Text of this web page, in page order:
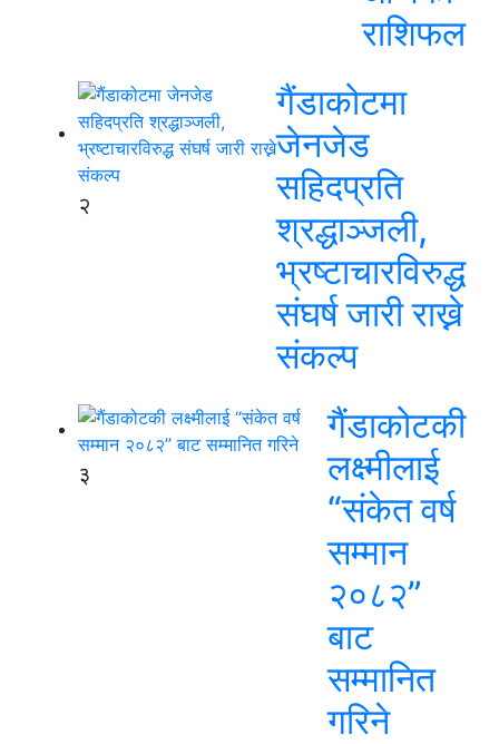
राशिफल
२
गैंडाकोटमा
जेनजेड
सहिदप्रति
श्रद्धाञ्जली,
भ्रष्टाचारविरुद्ध
संघर्ष जारी राख्ने
संकल्प
३
गैंडाकोटकी
लक्ष्मीलाई
“संकेत वर्ष
सम्मान
२०८२”
बाट
सम्मानित
गरिने